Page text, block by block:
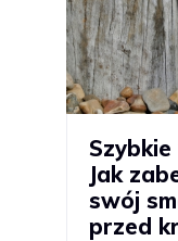
Jak
swój
przed